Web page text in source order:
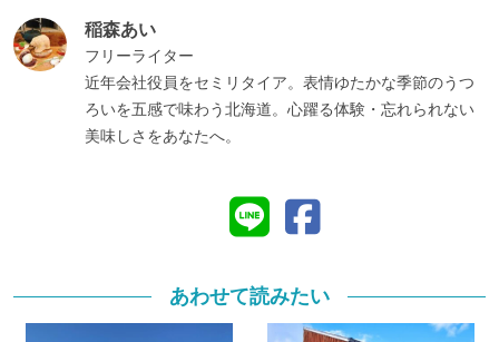
稲森あい
フリーライター
近年会社役員をセミリタイア。表情ゆたかな季節のうつ
ろいを五感で味わう北海道。心躍る体験・忘れられない
美味しさをあなたへ。
あわせて読みたい